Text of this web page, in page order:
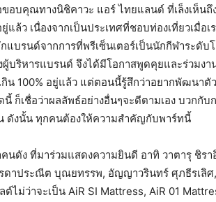
อบคุณทางนิชิคาวะ แอร์ ไทยแลนด์ ที่เล็งเห็น
ล้ว เนื่องจากเป็นประเทศที่ชอบท่องเที่ยวเมื่อเ
กแบรนด์จากการที่พรีเซ็นเตอร์เป็นนักกีฬาระดั
ผู้บริหารแบรนด์ จึงได้มีโอกาสพูดคุยและร่วมง
กิน 100% อยู่แล้ว แต่ตอนนี้รู้สึกว่าอยากพัฒนาตั
ก็เชื่อว่าผลลัพธ์อย่างอื่นๆจะดีตามเอง บวกกั
ดังนั้น ทุกคนต้องให้ความสำคัญกับพาร์ทนี้
คนดัง ที่มาร่วมแสดงความยินดี อาทิ วาตารุ ชิร
ดาประณีต บุณยทรรพ, อัญญาวรินทร์ ศุภธีรเลิ
ไม่ว่าจะเป็น AiR SI Mattress, AiR 01